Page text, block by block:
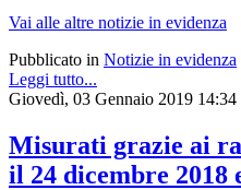
Vai alle altre notizie in evidenza
Pubblicato in Notizie in evidenza
Leggi tutto...
Giovedì, 03 Gennaio 2019 14:34
Misurati grazie ai
il 24 dicembre 2018